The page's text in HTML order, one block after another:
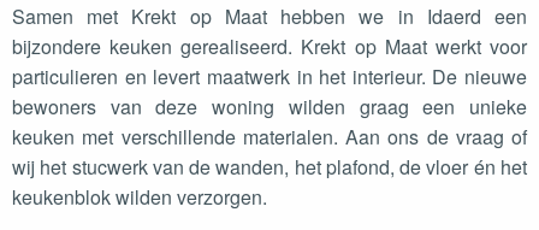
Samen met Krekt op Maat hebben we in Idaerd een
bijzondere keuken gerealiseerd. Krekt op Maat werkt voor
particulieren en levert maatwerk in het interieur. De nieuwe
bewoners van deze woning wilden graag een unieke
keuken met verschillende materialen. Aan ons de vraag of
wij het stucwerk van de wanden, het plafond, de vloer én het
keukenblok wilden verzorgen.